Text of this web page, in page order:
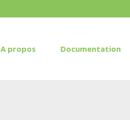
A propos Documentation